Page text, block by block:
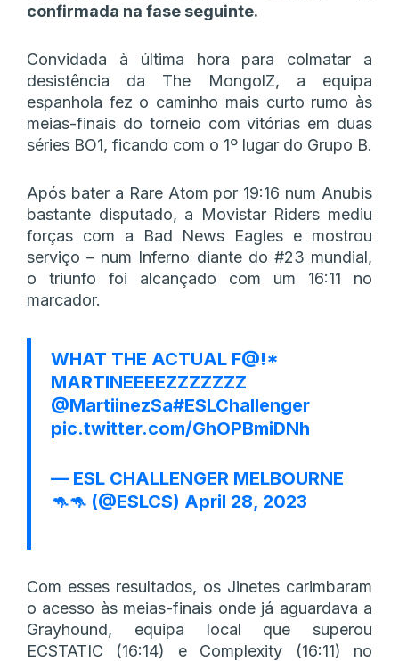
confirmada na fase seguinte.
Convidada à última hora para colmatar a
desistência da The MongolZ, a equipa
espanhola fez o caminho mais curto rumo às
meias-finais do torneio com vitórias em duas
séries BO1, ficando com o 1º lugar do Grupo B.
Após bater a Rare Atom por 19:16 num Anubis
bastante disputado, a Movistar Riders mediu
forças com a Bad News Eagles e mostrou
serviço – num Inferno diante do #23 mundial,
o triunfo foi alcançado com um 16:11 no
marcador.
WHAT THE ACTUAL F@!*
MARTINEEEEZZZZZZZ
@MartiinezSa#ESLChallenger
pic.twitter.com/GhOPBmiDNh
— ESL CHALLENGER MELBOURNE
🦘🦘 (@ESLCS) April 28, 2023
Com esses resultados, os Jinetes carimbaram
o acesso às meias-finais onde já aguardava a
Grayhound, equipa local que superou
ECSTATIC (16:14) e Complexity (16:11) no